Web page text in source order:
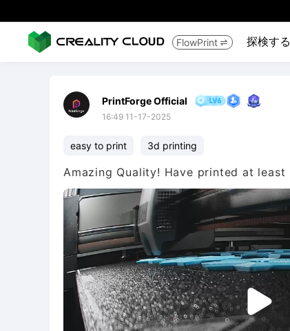
FlowPrint  探検する
PrintForge Official
16:49 11-17-2025
easy to print 3d printing
